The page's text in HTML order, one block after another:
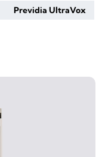
Previdia UltraVox